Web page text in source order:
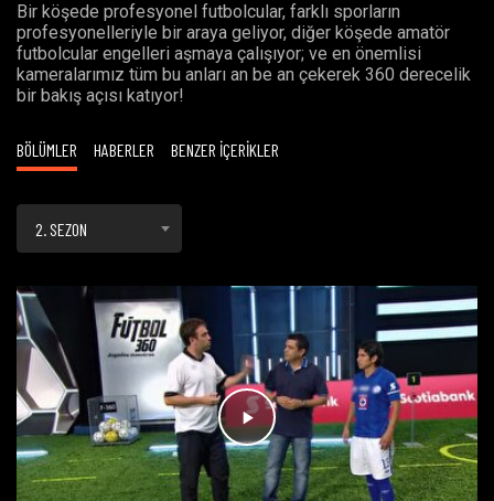
Bir köşede profesyonel futbolcular, farklı sporların
profesyonelleriyle bir araya geliyor, diğer köşede amatör
futbolcular engelleri aşmaya çalışıyor; ve en önemlisi
kameralarımız tüm bu anları an be an çekerek 360 derecelik
bir bakış açısı katıyor!
BÖLÜMLER HABERLER BENZER İÇERİKLER
2. SEZON